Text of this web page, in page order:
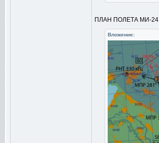
ПЛАН ПОЛЕТА МИ-24
Вложение: